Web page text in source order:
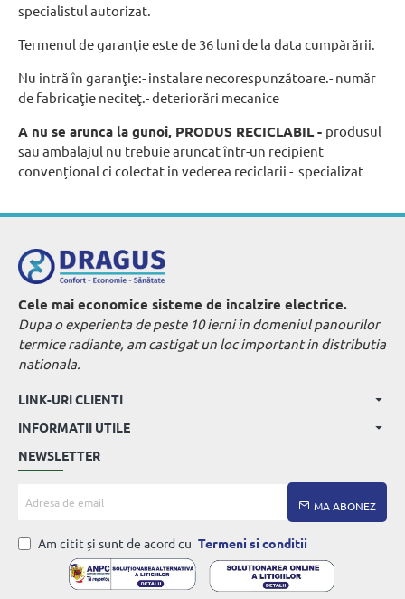
specialistul autorizat.
Termenul de garanţie este de 36 luni de la data cumpărării.
Nu intră în garanţie:- instalare necorespunzătoare.- număr
de fabricaţie neciteţ.- deteriorări mecanice
A nu se arunca la gunoi, PRODUS RECICLABIL - produsul
sau ambalajul nu trebuie aruncat într-un recipient
convențional ci colectat in vederea reciclarii - specializat
Cele mai economice sisteme de incalzire electrice.
Dupa o experienta de peste 10 ierni in domeniul panourilor
termice radiante, am castigat un loc important in distributia
nationala.
LINK-URI CLIENTI
INFORMATII UTILE
NEWSLETTER
de
MA ABONEZ
Am citit și sunt de acord cu Termeni si conditii